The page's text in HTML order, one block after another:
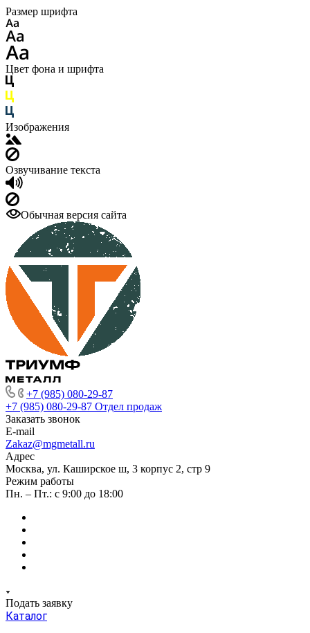
Размер шрифта
Цвет фона и шрифта
Изображения
Озвучивание текста
Обычная версия сайта
+7 (985) 080-29-87
+7 (985) 080-29-87 Отдел продаж
Заказать звонок
E-mail
Zakaz@mgmetall.ru
Адрес
Москва, ул. Каширское ш, 3 корпус 2, стр 9
Режим работы
Пн. – Пт.: с 9:00 до 18:00
Подать заявку
Каталог